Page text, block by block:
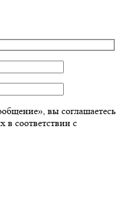
вы соглашаетесь
в соответствии с